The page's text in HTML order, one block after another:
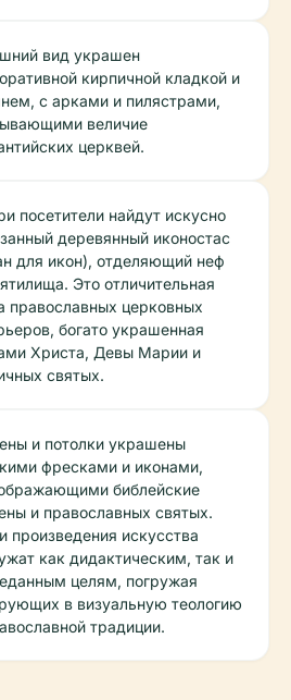
вид украшен
кирпичной кладкой и
с арками и пилястрами,
величие
церквей.
посетители найдут искусно
деревянный иконостас
для икон), отделяющий неф
Это отличительная
православных церковных
богато украшенная
Христа, Девы Марии и
святых.
и потолки украшены
фресками и иконами,
библейские
и православных святых.
произведения искусства
как дидактическим, так и
целям, погружая
в визуальную теологию
традиции.